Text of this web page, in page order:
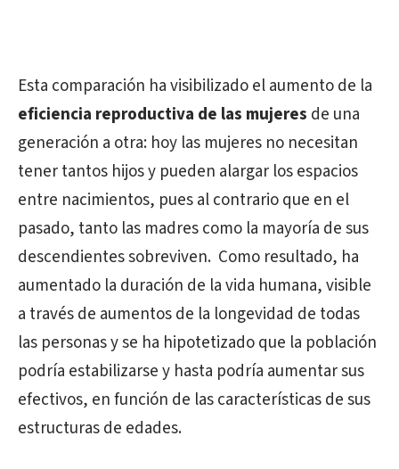
Esta comparación ha visibilizado el aumento de la
eficiencia reproductiva de las mujeres de una
generación a otra: hoy las mujeres no necesitan
tener tantos hijos y pueden alargar los espacios
entre nacimientos, pues al contrario que en el
pasado, tanto las madres como la mayoría de sus
descendientes sobreviven. Como resultado, ha
aumentado la duración de la vida humana, visible
a través de aumentos de la longevidad de todas
las personas y se ha hipotetizado que la población
podría estabilizarse y hasta podría aumentar sus
efectivos, en función de las características de sus
estructuras de edades.